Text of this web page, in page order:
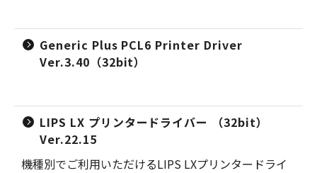
Generic Plus PCL6 Printer Driver
Ver.3.40（32bit）
LIPS LX プリンタードライバー （32bit）
Ver.22.15
機種別でご利用いただけるLIPS LXプリンタードライ